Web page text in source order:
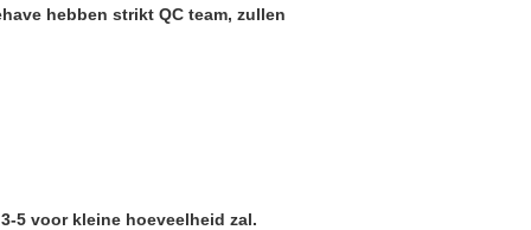
hebben strikt QC team, zullen
5 voor kleine hoeveelheid zal.